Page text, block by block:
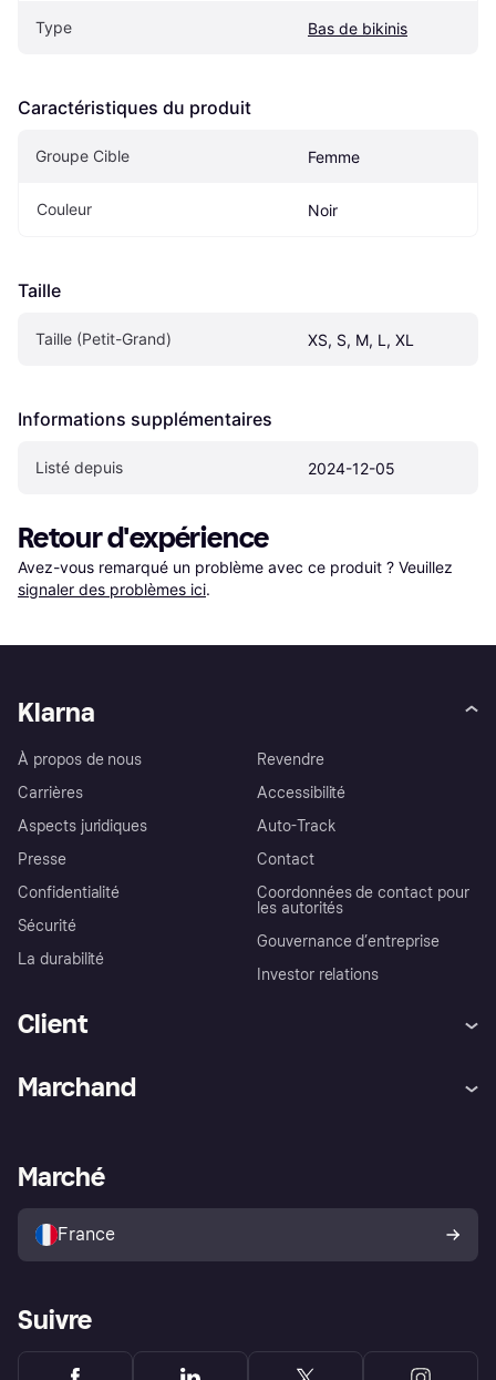
Type Bas de bikinis
Caractéristiques du produit
Groupe Cible Femme
Couleur Noir
Taille
Taille (Petit-Grand) XS, S, M, L, XL
Informations supplémentaires
Listé depuis 2024-12-05
Retour d'expérience
Avez-vous remarqué un problème avec ce produit ? Veuillez
signaler des problèmes ici.
Klarna
À propos de nous
Carrières
Aspects juridiques
Presse
Confidentialité
Sécurité
La durabilité
Revendre
Accessibilité
Auto-Track
Contact
Coordonnées de contact pour
les autorités
Gouvernance d’entreprise
Investor relations
Client
Explorez les magasins
Politique de protection de
l’acheteur Klarna
Marchand
Portail Marchand
Marché
France
Suivre